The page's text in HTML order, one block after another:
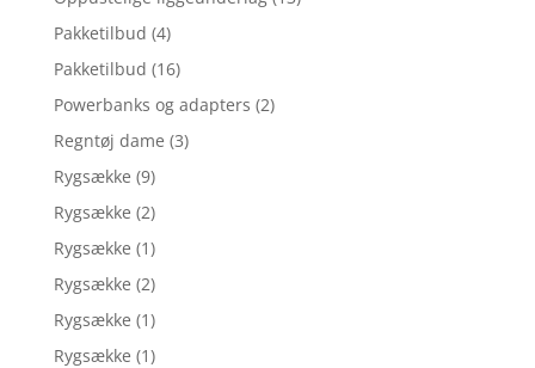
Pakketilbud (4)
Pakketilbud (16)
Powerbanks og adapters (2)
Regntøj dame (3)
Rygsække (9)
Rygsække (2)
Rygsække (1)
Rygsække (2)
Rygsække (1)
Rygsække (1)